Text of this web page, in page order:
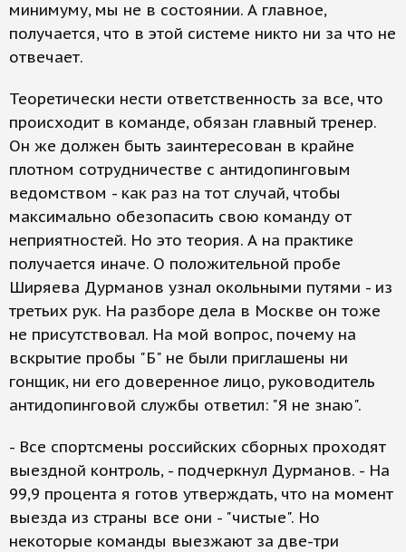
минимуму, мы не в состоянии. А главное,
получается, что в этой системе никто ни за что не
отвечает.
Теоретически нести ответственность за все, что
происходит в команде, обязан главный тренер.
Он же должен быть заинтересован в крайне
плотном сотрудничестве с антидопинговым
ведомством - как раз на тот случай, чтобы
максимально обезопасить свою команду от
неприятностей. Но это теория. А на практике
получается иначе. О положительной пробе
Ширяева Дурманов узнал окольными путями - из
третьих рук. На разборе дела в Москве он тоже
не присутствовал. На мой вопрос, почему на
вскрытие пробы "Б" не были приглашены ни
гонщик, ни его доверенное лицо, руководитель
антидопинговой службы ответил: "Я не знаю".
- Все спортсмены российских сборных проходят
выездной контроль, - подчеркнул Дурманов. - На
99,9 процента я готов утверждать, что на момент
выезда из страны все они - "чистые". Но
некоторые команды выезжают за две-три